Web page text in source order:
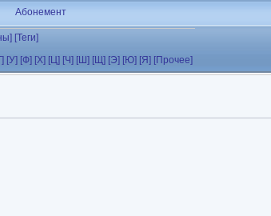
Абонемент
[Теги]
[У] [Ф] [Х] [Ц] [Ч] [Ш] [Щ] [Э] [Ю] [Я] [Прочее]